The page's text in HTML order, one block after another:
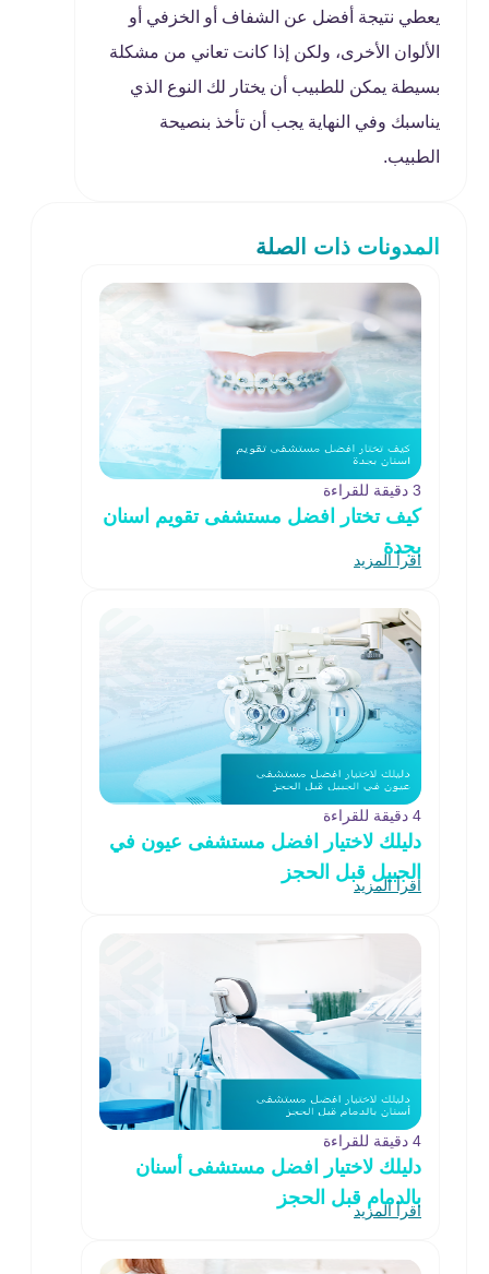
يعطي نتيجة أفضل عن الشفاف أو الخزفي أو
الألوان الأخرى، ولكن إذا كانت تعاني من مشكلة
بسيطة يمكن للطبيب أن يختار لك النوع الذي
يناسبك وفي النهاية يجب أن تأخذ بنصيحة
الطبيب.
المدونات ذات الصلة
3 دقيقة للقراءة
كيف تختار افضل مستشفى تقويم اسنان
بجدة
اقرأ المزيد
4 دقيقة للقراءة
دليلك لاختيار افضل مستشفى عيون في
الجبيل قبل الحجز
اقرأ المزيد
4 دقيقة للقراءة
دليلك لاختيار افضل مستشفى أسنان
بالدمام قبل الحجز
اقرأ المزيد